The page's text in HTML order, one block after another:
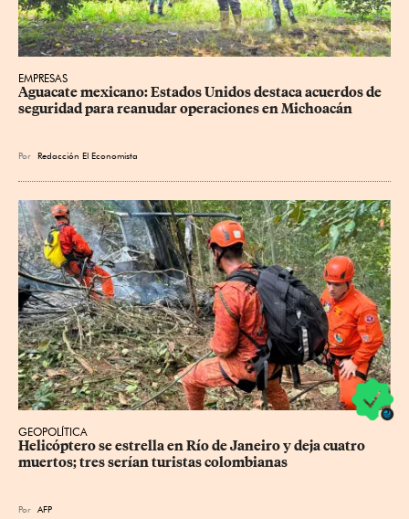
EMPRESAS
Aguacate mexicano: Estados Unidos destaca acuerdos de
seguridad para reanudar operaciones en Michoacán
Por Redacción El Economista
GEOPOLÍTICA
Helicóptero se estrella en Río de Janeiro y deja cuatro
muertos; tres serían turistas colombianas
Por AFP